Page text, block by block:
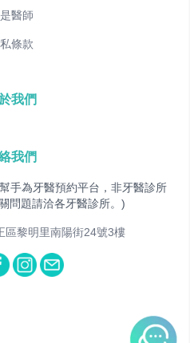
醫師
條款
我們
我們
手為牙醫預約平台，非牙醫診所
問題請洽各牙醫診所。)
區黎明里南陽街24號3樓